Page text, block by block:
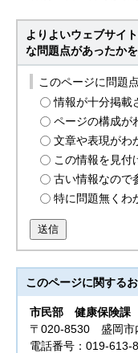
よりよいウェブサイ
な問題点があったか
このページに問題
情報が十分掲載
ページの構成が
文章や表現がわ
この情報を見付
古い情報なので
特に問題無くわ
送信
このページに関する
市民部健康保険
〒020-8530 盛岡市
電話番号：019-